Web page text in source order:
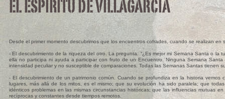
Desde el primer momento descubrimos que los encuentros cofrades, cuando se realizan en
- El descubrimiento de la riqueza del otro. La pregunta: “¿Es mejor mi Semana Santa o la
ella no participa ni ayuda a participar con fruto de un Encuentro. Ninguna Semana
intensidad peculiar y no susceptible de comparaciones. Todas las Semanas Santas tienen
- El descubrimiento de un patrimonio común. Cuando se profundiza en la historia vemos
lugares, más allá de los mitos, es el mismo; que su evolución ha sido paralela; que
idénticos problemas en las mismas circunstancias históricas; que las influencias mutuas
recíprocas y constantes desde tiempos remotos.